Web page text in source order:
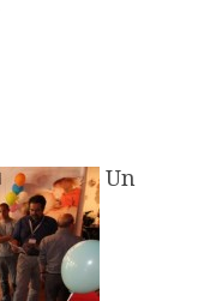
Un